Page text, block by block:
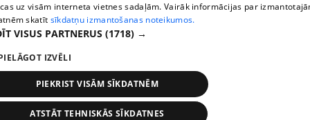
Helio Media
Portāla palīdzības dienests: e-pasts -
All rights reserved.
uz visām interneta vietnes sadaļām. Vairāk informācijas par
skatīt sīkdatņu izmantošanas noteikumos.
VISUS PARTNERUS (1718) →
IZVĒLI
PIEKRIST VISĀM SĪKDATNĒM
ATSTĀT TEHNISKĀS SĪKDATNES